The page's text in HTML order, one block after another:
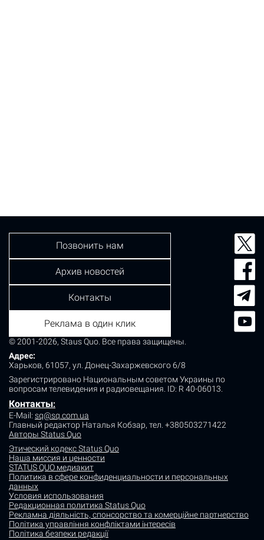
© 2001-2026, Staus Quo. Все права защищены.
Адрес:
Харьков, 61057, ул. Донец-Захаржевского 6/8
Зарегистрировано Национальным советом Украины по
вопросам телевидения и радиовещания. ID: R 40-06013.
Контакты:
E-Mail: sq@sq.com.ua
Главный редактор Наталья Кобзар, тел. +380503271422
Авторы Status Quo
Этический кодекс Status Quo
Наша миссия и ценности
STATUS QUO медиакит
Политика в сфере конфиденциальности и персональных
данных
Условия использования
Редакционная политика Status Quo
Рекламна діяльність, спонсорство та комерційне партнерство
Політика управління конфліктами інтересів
Політика безпеки редакції
Позвонить нам
Архив новостей
Контакты
Реклама в один клик